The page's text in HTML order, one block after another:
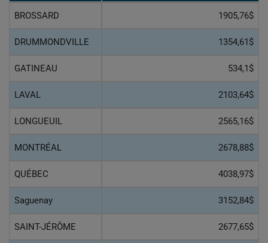
BROSSARD 1905,76$
DRUMMONDVILLE 1354,61$
GATINEAU 534,1$
LAVAL 2103,64$
LONGUEUIL 2565,16$
MONTRÉAL 2678,88$
QUÉBEC 4038,97$
Saguenay 3152,84$
SAINT-JÉRÔME 2677,65$